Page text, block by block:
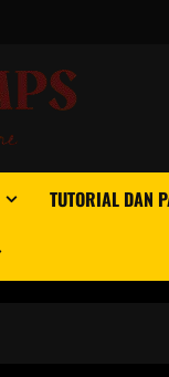
TUTORIAL DAN